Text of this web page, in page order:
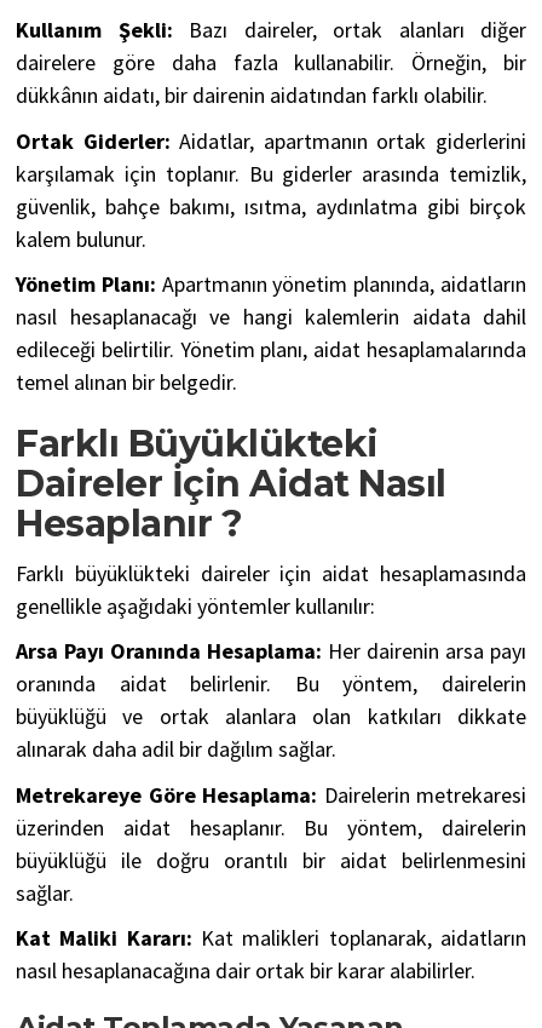
Kullanım Şekli: Bazı daireler, ortak alanları diğer
dairelere göre daha fazla kullanabilir. Örneğin, bir
dükkânın aidatı, bir dairenin aidatından farklı olabilir.
Ortak Giderler: Aidatlar, apartmanın ortak giderlerini
karşılamak için toplanır. Bu giderler arasında temizlik,
güvenlik, bahçe bakımı, ısıtma, aydınlatma gibi birçok
kalem bulunur.
Yönetim Planı: Apartmanın yönetim planında, aidatların
nasıl hesaplanacağı ve hangi kalemlerin aidata dahil
edileceği belirtilir. Yönetim planı, aidat hesaplamalarında
temel alınan bir belgedir.
Farklı Büyüklükteki
Daireler İçin Aidat Nasıl
Hesaplanır ?
Farklı büyüklükteki daireler için aidat hesaplamasında
genellikle aşağıdaki yöntemler kullanılır:
Arsa Payı Oranında Hesaplama: Her dairenin arsa payı
oranında aidat belirlenir. Bu yöntem, dairelerin
büyüklüğü ve ortak alanlara olan katkıları dikkate
alınarak daha adil bir dağılım sağlar.
Metrekareye Göre Hesaplama: Dairelerin metrekaresi
üzerinden aidat hesaplanır. Bu yöntem, dairelerin
büyüklüğü ile doğru orantılı bir aidat belirlenmesini
sağlar.
Kat Maliki Kararı: Kat malikleri toplanarak, aidatların
nasıl hesaplanacağına dair ortak bir karar alabilirler.